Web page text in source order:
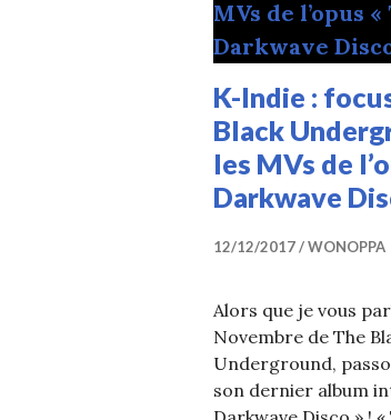
K-Indie :
Black
les MVs de
Darkwave
12/12/2017 WONOPPA
Alors que je vous
Novembre de The
Underground,
son dernier album